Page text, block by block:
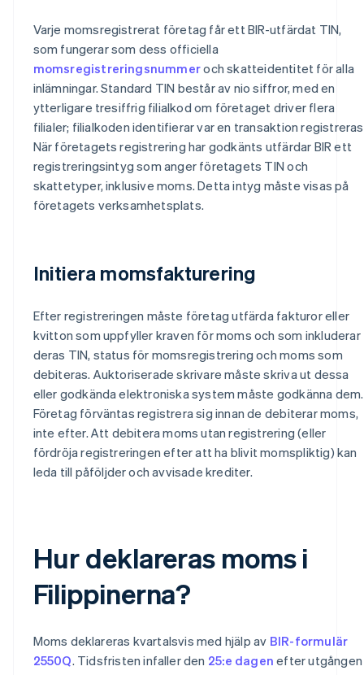
Varje momsregistrerat företag får ett BIR-utfärdat TIN,
som fungerar som dess officiella
momsregistreringsnummeroch skatteidentitet för alla
inlämningar. Standard TIN består av nio siffror, med en
ytterligare tresiffrig filialkod om företaget driver flera
filialer; filialkoden identifierar var en transaktion
När företagets registrering har godkänts utfärdar BIR ett
registreringsintyg som anger företagets TIN och
skattetyper, inklusive moms. Detta intyg måste visas på
företagets verksamhetsplats.
Initiera momsfakturering
Efter registreringen måste företag utfärda fakturor eller
kvitton som uppfyller kraven för moms och som inkluderar
deras TIN, status för momsregistrering och moms som
debiteras. Auktoriserade skrivare måste skriva ut dessa
eller godkända elektroniska system måste godkänna dem.
Företag förväntas registrera sig innan de debiterar moms,
inte efter. Att debitera moms utan registrering (eller
fördröja registreringen efter att ha blivit momspliktig) kan
leda till påföljder och avvisade krediter.
Hur deklareras moms i
Filippinerna?
Moms deklareras kvartalsvis med hjälp av BIR-formulär
2550Q. Tidsfristen infaller den 25:e dagen efter utgången